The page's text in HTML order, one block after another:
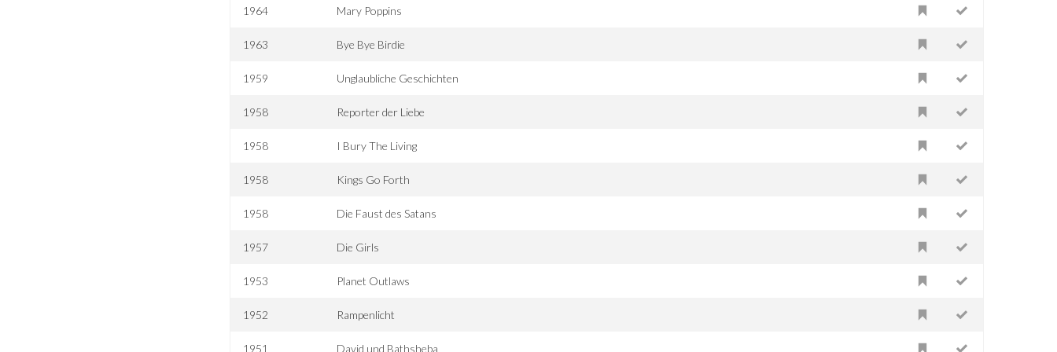
1964 Mary Poppins
1963 Bye Bye Birdie
1959 Unglaubliche Geschichten
1958 Reporter der Liebe
1958 I Bury The Living
1958 Kings Go Forth
1958 Die Faust des Satans
1957 Die Girls
1953 Planet Outlaws
1952 Rampenlicht
1951 David und Bathsheba